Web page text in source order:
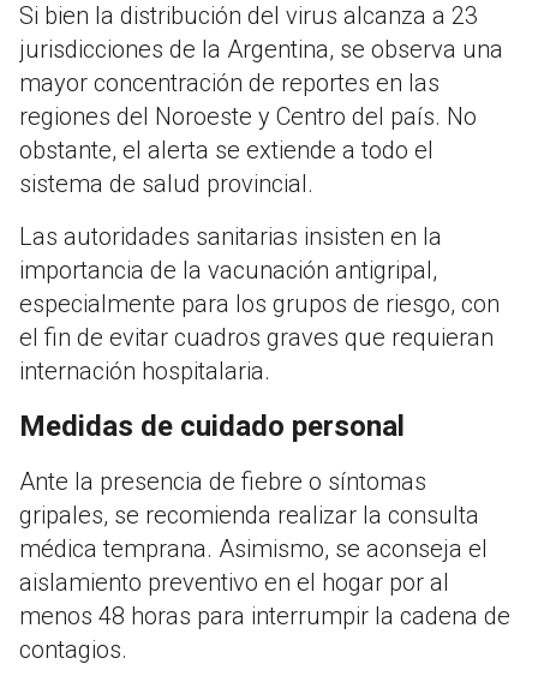
Si bien la distribución del virus alcanza a 23
jurisdicciones de la Argentina, se observa una
mayor concentración de reportes en las
regiones del Noroeste y Centro del país. No
obstante, el alerta se extiende a todo el
sistema de salud provincial.
Las autoridades sanitarias insisten en la
importancia de la vacunación antigripal,
especialmente para los grupos de riesgo, con
el fin de evitar cuadros graves que requieran
internación hospitalaria.
Medidas de cuidado personal
Ante la presencia de fiebre o síntomas
gripales, se recomienda realizar la consulta
médica temprana. Asimismo, se aconseja el
aislamiento preventivo en el hogar por al
menos 48 horas para interrumpir la cadena de
contagios.